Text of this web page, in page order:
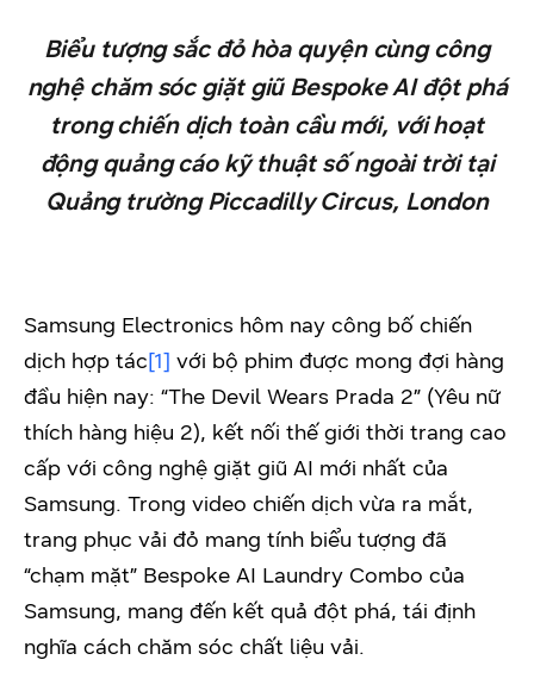
Biểu tượng sắc đỏ hòa quyện cùng công
nghệ chăm sóc giặt giũ Bespoke AI đột phá
trong chiến dịch toàn cầu mới, với hoạt
động quảng cáo kỹ thuật số ngoài trời tại
Quảng trường Piccadilly Circus, London
Samsung Electronics hôm nay công bố chiến
dịch hợp tác[1] với bộ phim được mong đợi hàng
đầu hiện nay: “The Devil Wears Prada 2” (Yêu nữ
thích hàng hiệu 2), kết nối thế giới thời trang cao
cấp với công nghệ giặt giũ AI mới nhất của
Samsung. Trong video chiến dịch vừa ra mắt,
trang phục vải đỏ mang tính biểu tượng đã
“chạm mặt” Bespoke AI Laundry Combo của
Samsung, mang đến kết quả đột phá, tái định
nghĩa cách chăm sóc chất liệu vải.